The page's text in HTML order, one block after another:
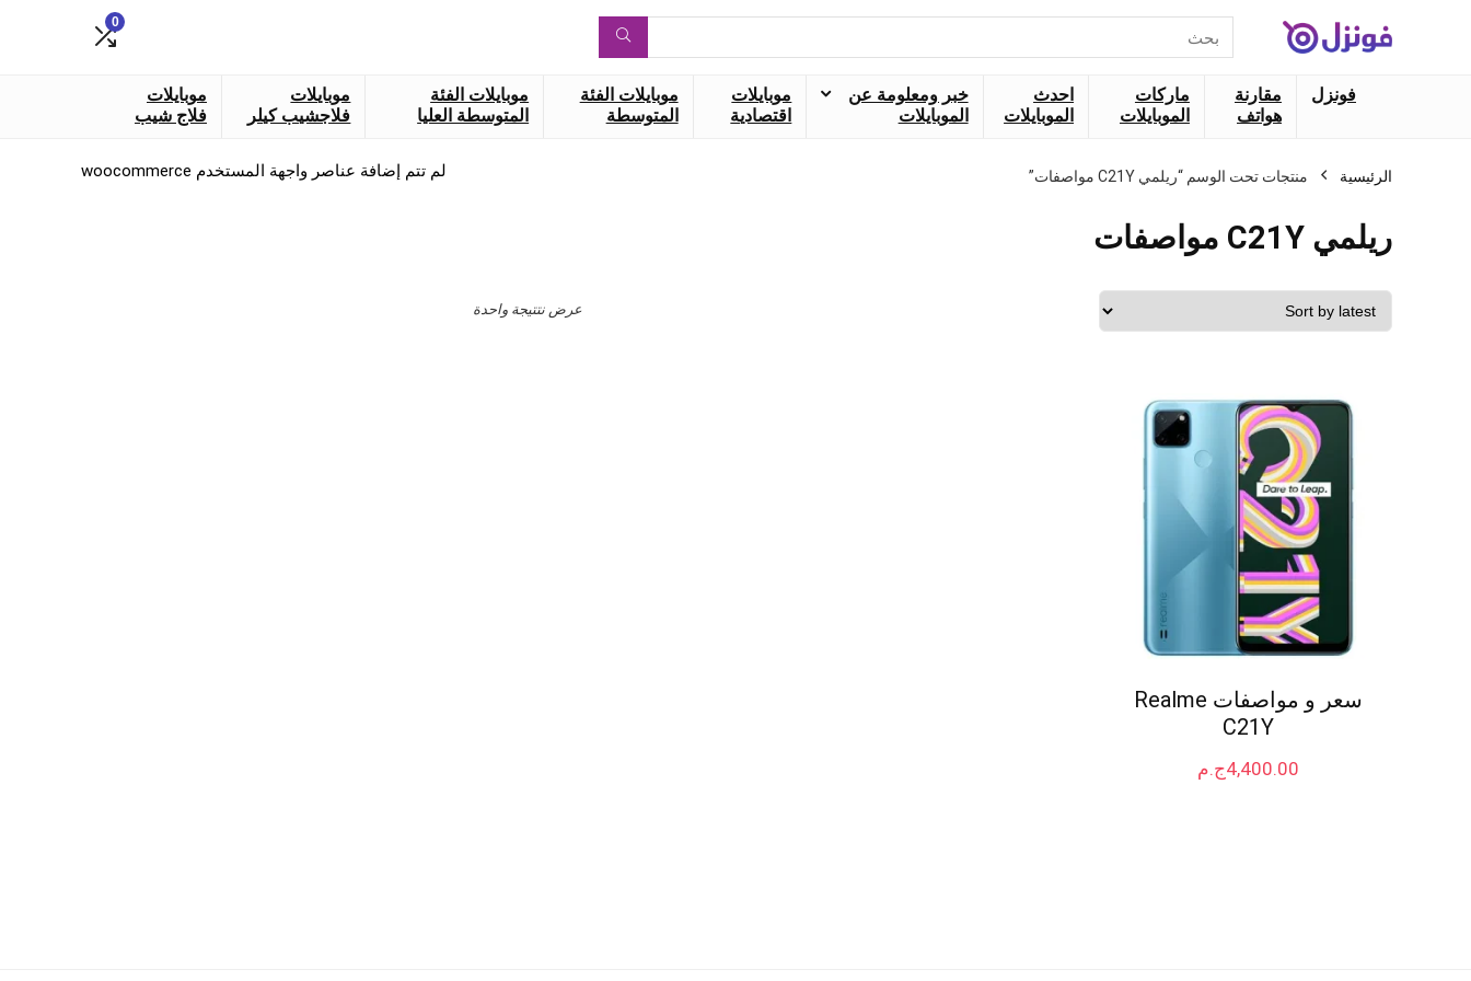
عن:
0
فونزل
مقارنة
هواتف
ماركات
الموبايلات
احدث
الموبايلات
خبر ومعلومة عن
الموبايلات
موبايلات
اقتصادية
موبايلات الفئة
المتوسطة
موبايلات الفئة
المتوسطة العليا
موبايلات
فلاجشيب كيلر
موبايلات
فلاج شيب
الرئيسية منتجات تحت الوسم “ريلمي C21Y مواصفات”
ريلمي C21Y مواصفات
عرض نتتيجة واحدة
سعر و مواصفات Realme
C21Y
ج.م4,400.00
لم تتم إضافة عناصر واجهة المستخدم woocommerce